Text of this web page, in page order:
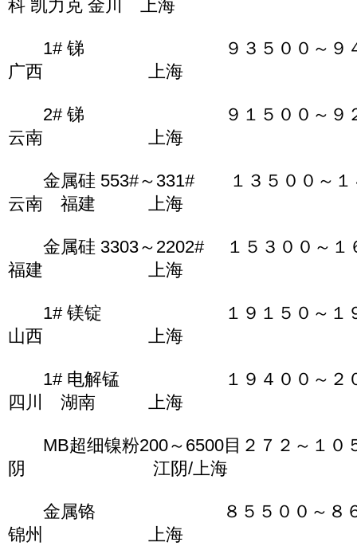
科 凯力克 金川 上海
1# 锑 ９３５００～９４
广西 上海
2# 锑 ９１５００～９２
云南 上海
金属硅 553#～331# １３５００
云南 福建 上海
金属硅 3303～2202# １５３００
福建 上海
1# 镁锭 １９１５０～１
山西 上海
1# 电解锰 １９４００～２
四川 湖南 上海
MB超细镍粉200～6500目２７２～１
阴 江阴/上海
金属铬 ８５５００～８
锦州 上海